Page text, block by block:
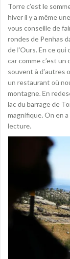
Torre c’est le
hiver il y a même
vous conseille de
rondes de Penhas
de l’Ours. En ce
car comme c’est
souvent à d’autres
un restaurant où
montagne. En
lac du barrage de
magnifique. On en
lecture.